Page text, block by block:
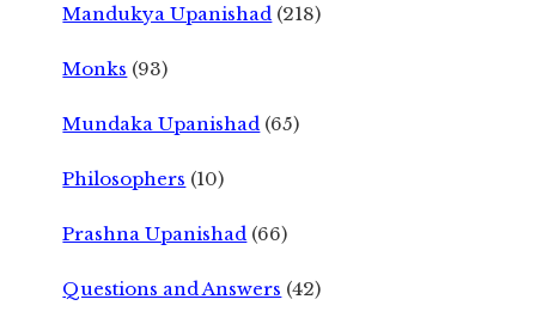
Mandukya Upanishad (218)
Monks (93)
Mundaka Upanishad (65)
Philosophers (10)
Prashna Upanishad (66)
Questions and Answers (42)